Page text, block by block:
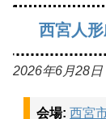
西宮人
2026年6月28日
会場: 西宮